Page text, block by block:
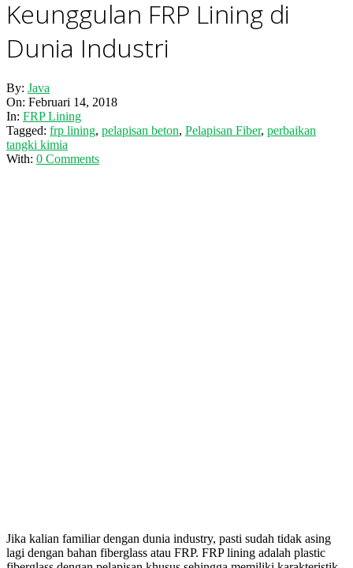
Keunggulan FRP Lining di
Dunia Industri
By: Java
On: Februari 14, 2018
In: FRP Lining
Tagged: frp lining, pelapisan beton, Pelapisan Fiber, perbaikan
tangki kimia
With: 0 Comments
Jika kalian familiar dengan dunia industry, pasti sudah tidak asing
lagi dengan bahan fiberglass atau FRP. FRP lining adalah plastic